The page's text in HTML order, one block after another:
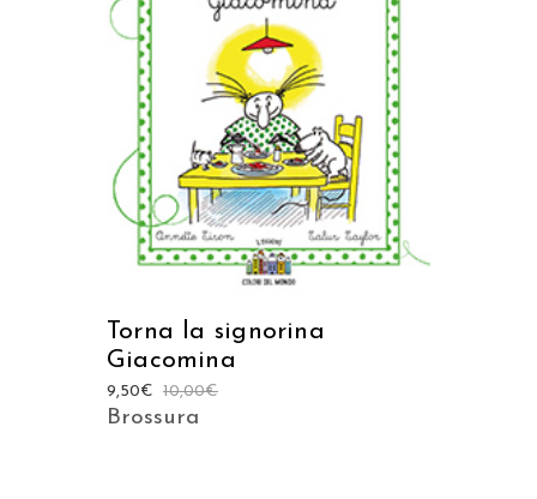
AGGIUNGI AL CARRELLO
Torna la signorina
Giacomina
10,00€
9,50€
Brossura